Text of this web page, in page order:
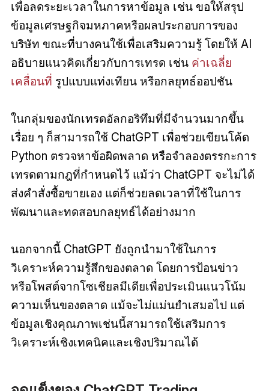
เพื่อลดระยะเวลาในการหาข้อมูล เช่น ขอให้สรุป
ข้อมูลเศรษฐกิจมหภาคหรือผลประกอบการของ
บริษัท ขณะที่บางคนใช้เพื่อเสริมความรู้ โดยให้ AI
อธิบายแนวคิดเกี่ยวกับการเทรด เช่น ค่าเฉลี่ย
เคลื่อนที่ รูปแบบแท่งเทียน หรือกลยุทธ์ออปชัน
ในกลุ่มของนักเทรดอัลกอริทึมที่มีจำนวนมากขึ้น
เรื่อย ๆ ก็สามารถใช้ ChatGPT เพื่อช่วยเขียนโค้ด
Python ตรวจหาข้อผิดพลาด หรือจำลองตรรกะการ
เทรดตามกฎที่กำหนดไว้ แม้ว่า ChatGPT จะไม่ได้
ส่งคำสั่งซื้อขายเอง แต่ก็ช่วยลดเวลาที่ใช้ในการ
พัฒนาและทดสอบกลยุทธ์ได้อย่างมาก
นอกจากนี้ ChatGPT ยังถูกนำมาใช้ในการ
วิเคราะห์ความรู้สึกของตลาด โดยการป้อนข่าว
หรือโพสต์จากโซเชียลมีเดียเพื่อประเมินแนวโน้ม
ความเห็นของตลาด แม้จะไม่แม่นยำเสมอไป แต่
ข้อมูลเชิงคุณภาพเช่นนี้สามารถใช้เสริมการ
วิเคราะห์เชิงเทคนิคและเชิงปริมาณได้